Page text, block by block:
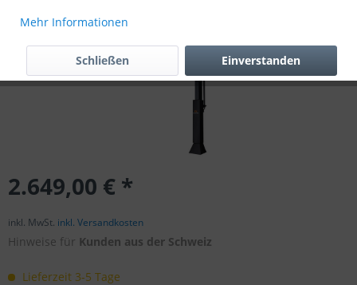
2.649,00 € *
inkl. MwSt. inkl. Versandkosten
Hinweise für Kunden aus der Schweiz
Lieferzeit 3-5 Tage
Mehr Informationen
Einverstanden
Schließen